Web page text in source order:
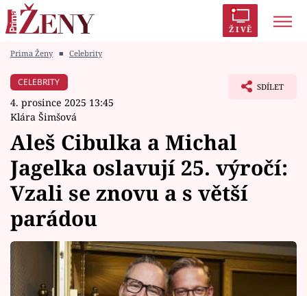
ŽIVĚ
Módní alarm
Témata
Celebrity
Vztahy
Seriály
Prima Ženy ■ Celebrity
CELEBRITY
4. prosince 2025 13:45
Klára Šimšová
SDÍLET
Aleš Cibulka a Michal
Jagelka oslavují 25. výročí:
Vzali se znovu a s větší
parádou